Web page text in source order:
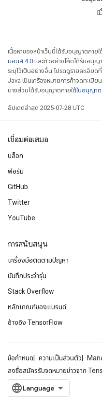
เนื้อหาของหน้าเว็บนี้ได้รับอนุญาตภายใ
มอนส์ 4.0 และตัวอย่างโค้ดได้รับอนุญ
ระบุไว้เป็นอย่างอื่น โปรดดูรายละเอียดที่
Java เป็นเครื่องหมายการค้าจดทะเบี
บางส่วนได้รับอนุญาตภายใต้ใบอนุญาต
อัปเดตล่าสุด 2025-07-28 UTC
เชื่อมต่อเสมอ
บล็อก
ฟอรัม
GitHub
Twitter
YouTube
การสนับสนุน
เครื่องมือติดตามปัญหา
บันทึกประจำรุ่น
Stack Overflow
หลักเกณฑ์ของแบรนด์
อ้างอิง TensorFlow
ข้อกำหนด ความเป็นส่วนตัว
ลงชื่อสมัครรับจดหมายข่าวจาก